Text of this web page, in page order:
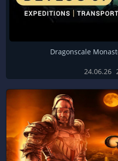
Dragonscale
24.06.26